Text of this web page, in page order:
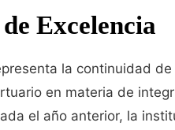
Excelencia
la continuidad
en materia de
el año anterior, la